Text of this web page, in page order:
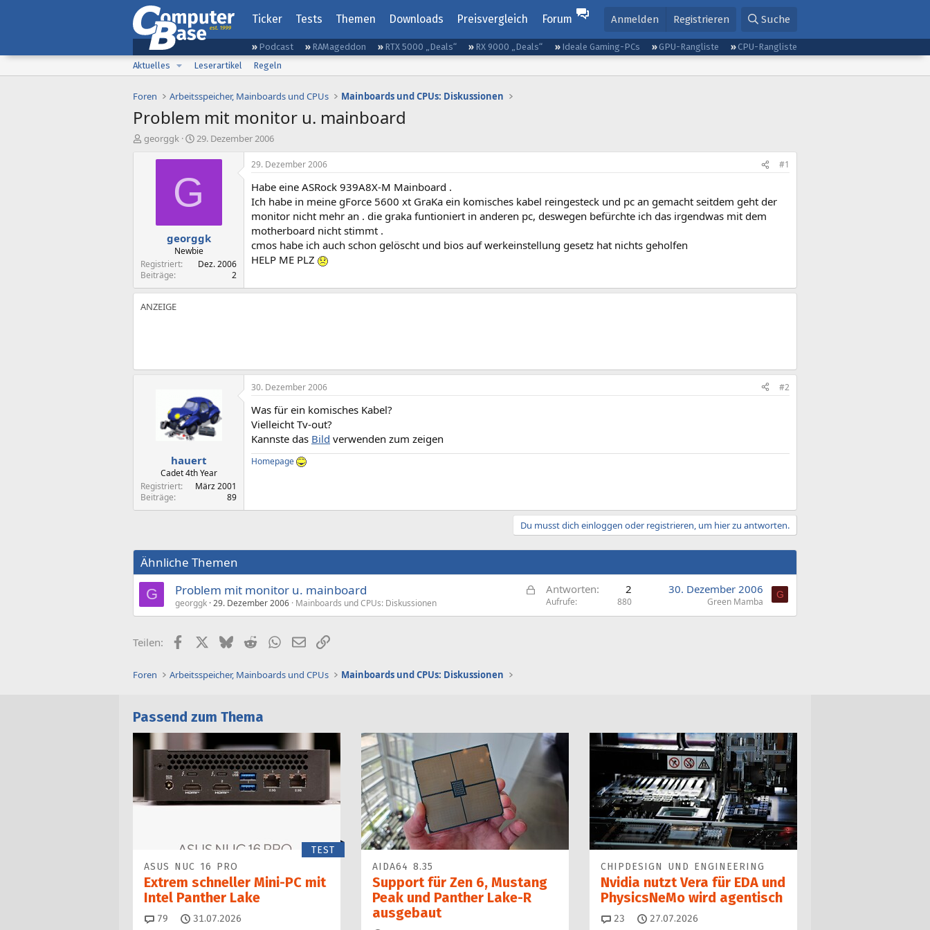
Ticker Tests Themen Downloads Preisvergleich Forum Anmelden Registrieren Suche
Podcast RAMageddon RTX 5000 „Deals“ RX 9000 „Deals“ Ideale Gaming-PCs GPU-Rangliste
CPU-Rangliste
Aktuelles
Leserartikel Regeln
Foren Arbeitsspeicher, Mainboards und CPUs Mainboards und CPUs: Diskussionen
Problem mit monitor u. mainboard
E
georggk
E
s
e
l
t
a
m
29. Dezember 2006
G
georggk
Newbie
Registriert
Dez. 2006
Beiträge
2
29. Dezember 2006 #1
Habe eine ASRock 939A8X-M Mainboard .
Ich habe in meine gForce 5600 xt GraKa ein komisches kabel reingesteck und pc an gemacht seitdem geht der
monitor nicht mehr an . die graka funtioniert in anderen pc, deswegen befürchte ich das irgendwas mit dem
motherboard nicht stimmt .
cmos habe ich auch schon gelöscht und bios auf werkeinstellung gesetz hat nichts geholfen
HELP ME PLZ
hauert
Cadet 4th Year
Registriert
März 2001
Beiträge
89
30. Dezember 2006 #2
Was für ein komisches Kabel?
Vielleicht Tv-out?
Kannste das Bild verwenden zum zeigen
Homepage
Du musst dich einloggen oder registrieren, um hier zu antworten.
Ähnliche Themen
G
G
s
Problem mit monitor u. mainboard
georggk 29. Dezember 2006 Mainboards und CPUs: Diskussionen
Antworten 2
Aufrufe 880
30. Dezember 2006
Green Mamba
G
Teilen: FacebookX (Twitter)
BlueskyRedditWhatsApp
E-MailLink
Foren Arbeitsspeicher, Mainboards und CPUs Mainboards und CPUs: Diskussionen
Passend zum Thema
TEST
ASUS NUC 16 PRO
Extrem schneller Mini-PC mit
Intel Panther Lake
79 Kommentare
31.07.2026
AIDA64 8.35
Support für Zen 6, Mustang
Peak und Panther Lake-R
ausgebaut
CHIPDESIGN UND ENGINEERING
Nvidia nutzt Vera für EDA und
PhysicsNeMo wird agentisch
23 Kommentare
27.07.2026